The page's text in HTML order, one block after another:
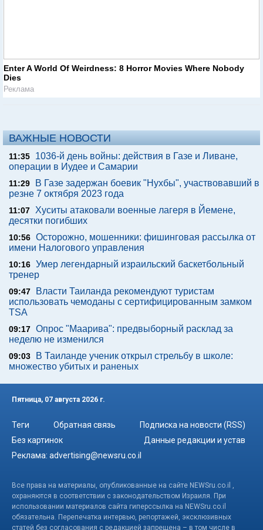
Enter A World Of Weirdness: 8 Horror Movies Where Nobody
Dies
Реклама
ВАЖНЫЕ НОВОСТИ
11:35
1036-й день войны: действия в Газе и Ливане,
операции в Иудее и Самарии
11:29
В Газе задержан боевик "Нухбы", участвовавший в
резне 7 октября 2023 года
11:07 Хуситы атаковали военные лагеря в Йемене,
десятки погибших
10:56 Осторожно, мошенники: фишинговая рассылка от
имени Налогового управления
10:16 Умер легендарный израильский баскетбольный
тренер
09:47
Власти Таиланда рекомендуют туристам
использовать чемоданы с сертифицированным замком
TSA
09:17 Опрос "Mаарива": предвыборный расклад за
неделю не изменился
09:03
В Таиланде ученик открыл стрельбу в школе:
множество убитых и раненых
Пятница, 07 августа 2026 г.
Теги Обратная связь
Подписка на новости (RSS)
Без картинок
Данные редакции и устав
Реклама: advertising@newsru.co.il
Все права на материалы, опубликованные на сайте NEWSru.co.il ,
охраняются в соответствии с законодательством Израиля. При
использовании материалов сайта гиперссылка на NEWSru.co.il
обязательна. Перепечатка интервью, репортажей, эксклюзивных
статей без согласования с редакцией запрещена – в том числе в